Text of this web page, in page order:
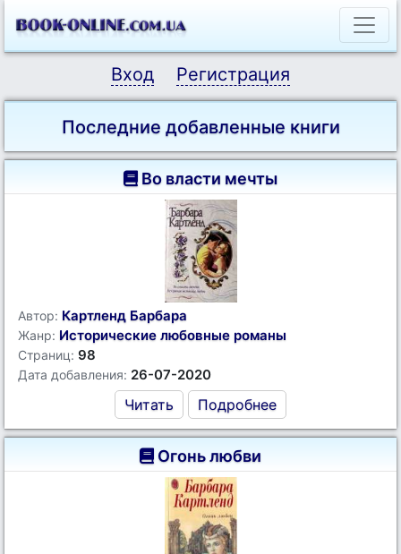
Вход Регистрация
Последние добавленные книги
Во власти мечты
Автор: Картленд Барбара
Жанр: Исторические любовные романы
Страниц: 98
Дата добавления: 26-07-2020
Читать Подробнее
Огонь любви